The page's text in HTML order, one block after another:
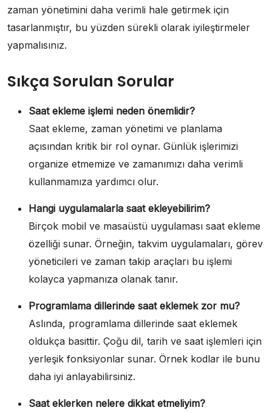
zaman yönetimini daha verimli hale getirmek için
tasarlanmıştır, bu yüzden sürekli olarak iyileştirmeler
yapmalısınız.
Sıkça Sorulan Sorular
Saat ekleme işlemi neden önemlidir?
Saat ekleme, zaman yönetimi ve planlama
açısından kritik bir rol oynar. Günlük işlerimizi
organize etmemize ve zamanımızı daha verimli
kullanmamıza yardımcı olur.
Hangi uygulamalarla saat ekleyebilirim?
Birçok mobil ve masaüstü uygulaması saat ekleme
özelliği sunar. Örneğin, takvim uygulamaları, görev
yöneticileri ve zaman takip araçları bu işlemi
kolayca yapmanıza olanak tanır.
Programlama dillerinde saat eklemek zor mu?
Aslında, programlama dillerinde saat eklemek
oldukça basittir. Çoğu dil, tarih ve saat işlemleri için
yerleşik fonksiyonlar sunar. Örnek kodlar ile bunu
daha iyi anlayabilirsiniz.
Saat eklerken nelere dikkat etmeliyim?